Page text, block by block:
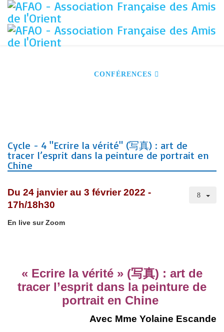
CONFÉRENCES
Cycle - 4 "Ecrire la vérité" (写真) : art de
tracer l’esprit dans la peinture de portrait en
Chine
Du 24 janvier au 3 février 2022 -
17h/18h30
En live sur Zoom
« Ecrire la vérité » (写真) : art de
tracer l’esprit dans la peinture de
portrait en Chine
Avec Mme Yolaine Escande